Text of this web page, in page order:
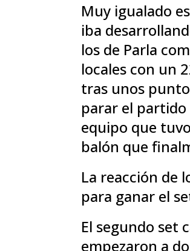
Muy igualado
iba
los de Parla
locales con un
tras unos
parar el
equipo que
balón que
La reacción de
para ganar el
El segundo set
empezaron a